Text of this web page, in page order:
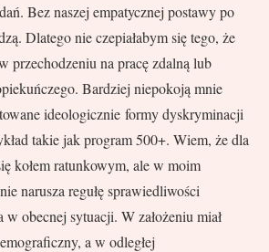
Bez naszej empatycznej postawy po
Dlatego nie czepiałabym się tego, że
przechodzeniu na pracę zdalną lub
Bardziej niepokoją mnie
ideologicznie formy dyskryminacji
takie jak program 500+. Wiem, że dla
kołem ratunkowym, ale w moim
narusza regułę sprawiedliwości
w obecnej sytuacji. W założeniu miał
a w odległej